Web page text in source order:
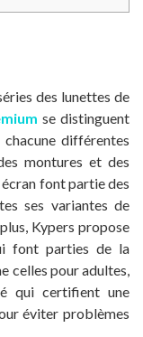
des lunettes de
se distinguent
différentes
montures et des
font partie des
ses variantes de
Kypers propose
font parties de la
celles pour adultes,
qui certifient une
éviter problèmes